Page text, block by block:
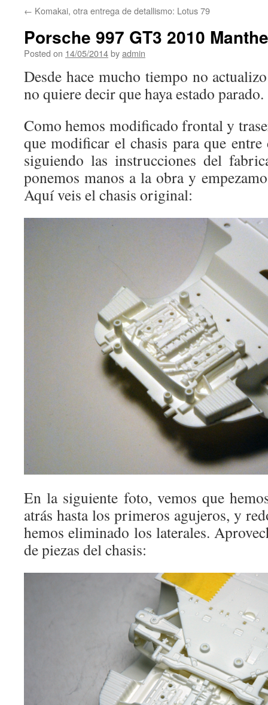
← Komakai, otra entrega de detallismo: Lotus 79
Porsche 997 GT3 2010
Posted on 14/05/2014byadmin
Desde hace mucho tiempo no
no quiere decir que haya estado parado.
Como hemos modificado frontal y
que modificar el chasis para que
siguiendo las instrucciones del
ponemos manos a la obra y
Aquí veis el chasis original:
En la siguiente foto, vemos que
atrás hasta los primeros agujeros, y
hemos eliminado los laterales.
de piezas del chasis: